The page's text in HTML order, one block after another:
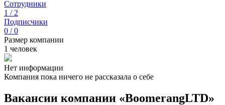
Сотрудники
1 / 2
Подписчики
0 / 0
Размер компании
1 человек
Нет информации
Компания пока ничего не рассказала о себе
Вакансии компании «BoomerangLTD»